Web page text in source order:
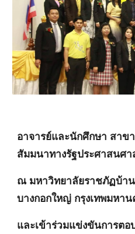
อาจารย์และนักศึกษา สาข
ณ มหาวิทยาลัยราชภัฏบ้าน
บางกอกใหญ่ กรุงเทพมหา
และเข้าร่วมแข่งขันการต